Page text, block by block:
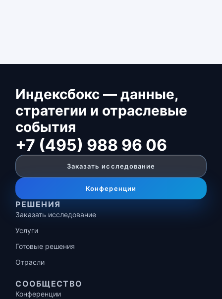
Индексбокс — данные,
стратегии и отраслевые
события
+7 (495) 988 96 06
Заказать исследование
Конференции
РЕШЕНИЯ
Заказать исследование
Услуги
Готовые решения
Отрасли
СООБЩЕСТВО
Конференции